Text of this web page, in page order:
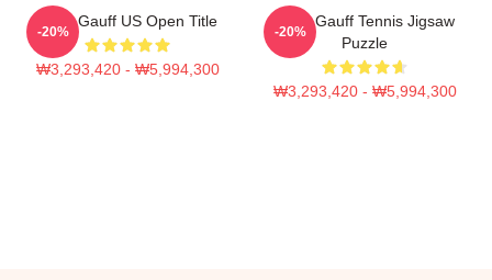
Coco Gauff US Open Title
₩3,293,420 - ₩5,994,300
-20%
Coco Gauff Tennis Jigsaw
Puzzle
₩3,293,420 - ₩5,994,300
-20%